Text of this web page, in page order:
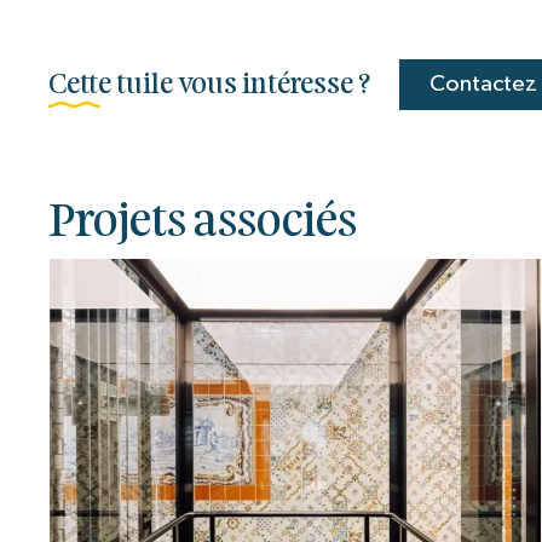
Cette tuile vous intéresse ? Contactez
Projets associés